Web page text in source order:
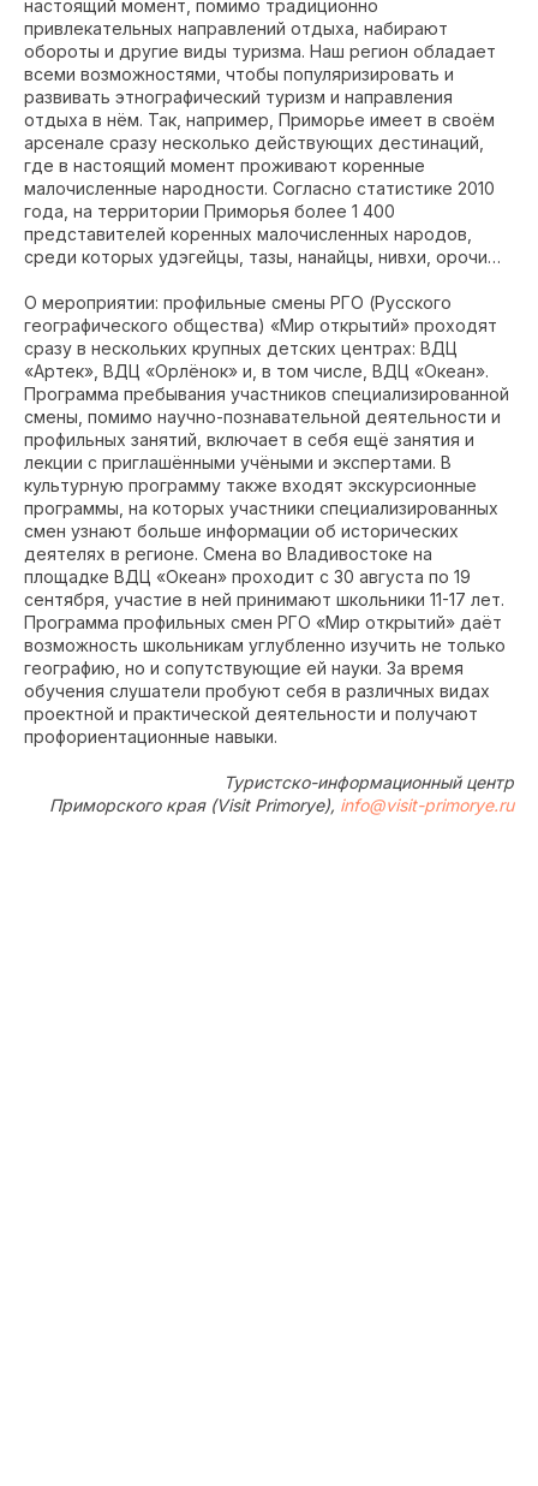
настоящий момент, помимо традиционно
привлекательных направлений отдыха, набирают
обороты и другие виды туризма. Наш регион обладает
всеми возможностями, чтобы популяризировать и
развивать этнографический туризм и направления
отдыха в нём. Так, например, Приморье имеет в своём
арсенале сразу несколько действующих дестинаций,
где в настоящий момент проживают коренные
малочисленные народности. Согласно статистике 2010
года, на территории Приморья более 1 400
представителей коренных малочисленных народов,
среди которых удэгейцы, тазы, нанайцы, нивхи, орочи…
О мероприятии: профильные смены РГО (Русского
географического общества) «Мир открытий» проходят
сразу в нескольких крупных детских центрах: ВДЦ
«Артек», ВДЦ «Орлёнок» и, в том числе, ВДЦ «Океан».
Программа пребывания участников специализированной
смены, помимо научно-познавательной деятельности и
профильных занятий, включает в себя ещё занятия и
лекции с приглашёнными учёными и экспертами. В
культурную программу также входят экскурсионные
программы, на которых участники специализированных
смен узнают больше информации об исторических
деятелях в регионе. Смена во Владивостоке на
площадке ВДЦ «Океан» проходит с 30 августа по 19
сентября, участие в ней принимают школьники 11-17 лет.
Программа профильных смен РГО «Мир открытий» даёт
возможность школьникам углубленно изучить не только
географию, но и сопутствующие ей науки. За время
обучения слушатели пробуют себя в различных видах
проектной и практической деятельности и получают
профориентационные навыки.
Туристско-информационный центр
Приморского края (Visit Primorye), info@visit-primorye.ru